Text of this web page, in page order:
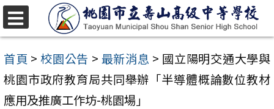
跳
至
主
要
內
首頁 > 校園公告 > 最新消息 > 國立陽明交通大學與
桃園市政府教育局共同舉辦「半導體概論數位教材
應用及推廣工作坊-桃園場」
選
單